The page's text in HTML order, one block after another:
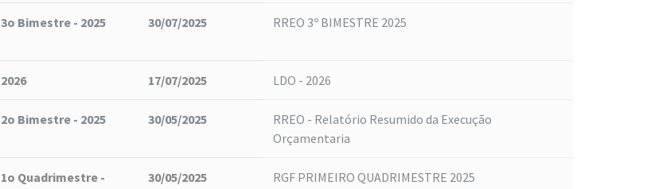
3o Bimestre - 2025 30/07/2025 RREO 3º BIMESTRE 2025
2026 17/07/2025 LDO - 2026
2o Bimestre - 2025 30/05/2025
RREO - Relatório Resumido da Execução
Orçamentaria
1o Quadrimestre -
30/05/2025 RGF PRIMEIRO QUADRIMESTRE 2025